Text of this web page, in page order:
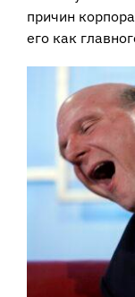
причин
его как